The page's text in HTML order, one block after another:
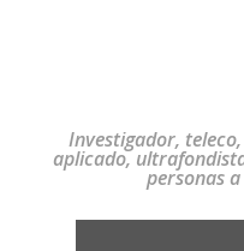
Investigador,
aplicado,
personas